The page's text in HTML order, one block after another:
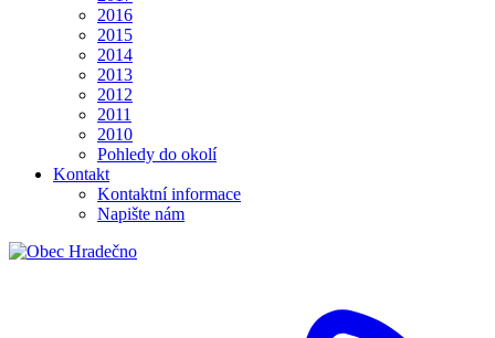
2016
2015
2014
2013
2012
2011
2010
Pohledy do okolí
Kontakt
Kontaktní informace
Napište nám